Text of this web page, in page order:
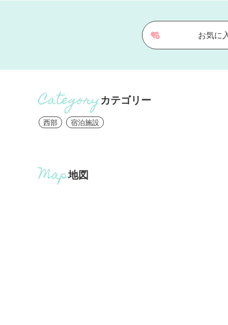
お気に
カテゴリー
西部 宿泊施設
地図